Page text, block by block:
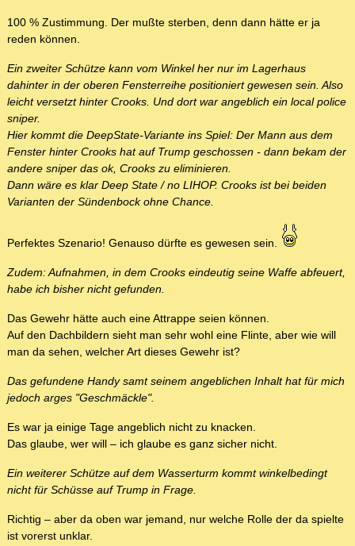
100 % Zustimmung. Der mußte sterben, denn dann hätte er ja
reden können.
Ein zweiter Schütze kann vom Winkel her nur im Lagerhaus
dahinter in der oberen Fensterreihe positioniert gewesen sein. Also
leicht versetzt hinter Crooks. Und dort war angeblich ein local police
sniper.
Hier kommt die DeepState-Variante ins Spiel: Der Mann aus dem
Fenster hinter Crooks hat auf Trump geschossen - dann bekam der
andere sniper das ok, Crooks zu eliminieren.
Dann wäre es klar Deep State / no LIHOP. Crooks ist bei beiden
Varianten der Sündenbock ohne Chance.
Perfektes Szenario! Genauso dürfte es gewesen sein.
Zudem: Aufnahmen, in dem Crooks eindeutig seine Waffe abfeuert,
habe ich bisher nicht gefunden.
Das Gewehr hätte auch eine Attrappe seien können.
Auf den Dachbildern sieht man sehr wohl eine Flinte, aber wie will
man da sehen, welcher Art dieses Gewehr ist?
Das gefundene Handy samt seinem angeblichen Inhalt hat für mich
jedoch arges "Geschmäckle".
Es war ja einige Tage angeblich nicht zu knacken.
Das glaube, wer will – ich glaube es ganz sicher nicht.
Ein weiterer Schütze auf dem Wasserturm kommt winkelbedingt
nicht für Schüsse auf Trump in Frage.
Richtig – aber da oben war jemand, nur welche Rolle der da spielte
ist vorerst unklar.